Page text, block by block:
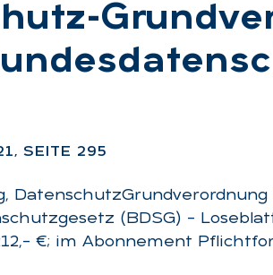
SEI­TE 295
DatenschutzGrundverordnung
(BDSG) –
€; im Abonnement